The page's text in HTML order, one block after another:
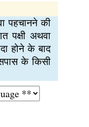
पहचानने की
पक्षी अथवा
होने के बाद
के किसी